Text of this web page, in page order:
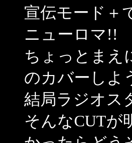
宣伝モード＋
ニューロマ!!
ちょっとまえ
のカバーしよ
結局ラジオス
そんなCUTが